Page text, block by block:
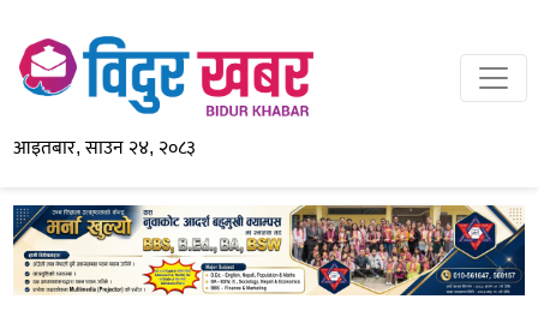
आइतबार, साउन २४, २०८३